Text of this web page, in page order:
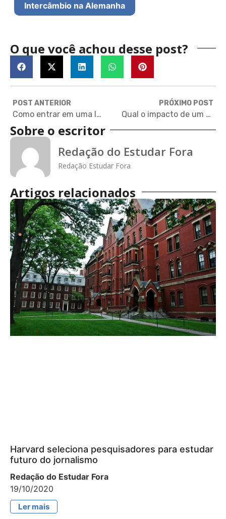
Intercâmbio na Alemanha
O que você achou desse post?
POST ANTERIOR
Como entrar em uma Ivy: guia online e gratuito
PRÓXIMO POST
Qual o impacto de um mestrado no exterior na carreira? Descubra!
Sobre o escritor
Redação do Estudar Fora
Redação Estudar Fora
Artigos relacionados
Harvard seleciona pesquisadores para estudar
futuro do jornalismo
Redação do Estudar Fora
19/10/2020
Ler mais